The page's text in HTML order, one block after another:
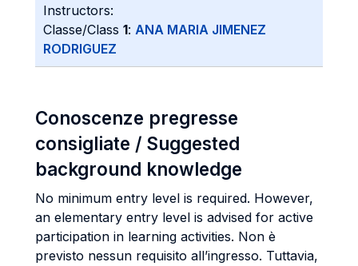
Instructors:
Classe/Class 1: ANA MARIA JIMENEZ
RODRIGUEZ
Conoscenze pregresse
consigliate / Suggested
background knowledge
No minimum entry level is required. However,
an elementary entry level is advised for active
participation in learning activities. Non è
previsto nessun requisito all’ingresso. Tuttavia,